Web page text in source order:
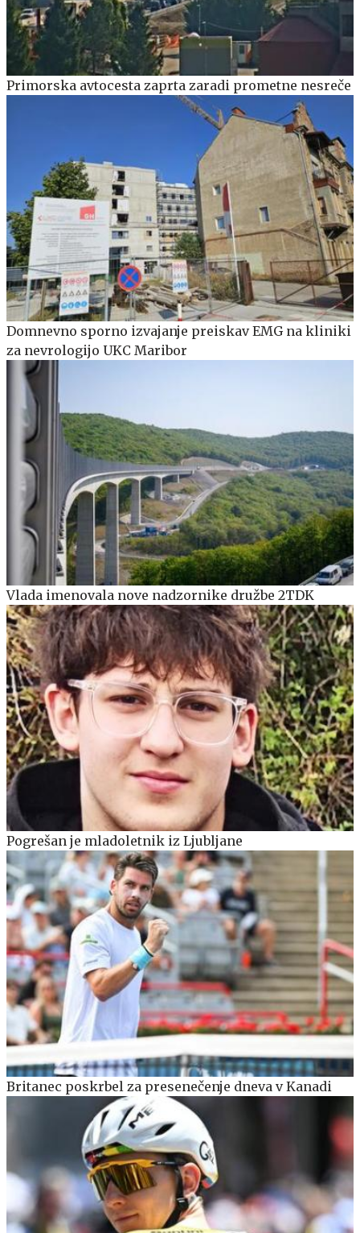
Primorska avtocesta zaprta zaradi prometne nesreče
Domnevno sporno izvajanje preiskav EMG na kliniki
za nevrologijo UKC Maribor
Vlada imenovala nove nadzornike družbe 2TDK
Pogrešan je mladoletnik iz Ljubljane
Britanec poskrbel za presenečenje dneva v Kanadi